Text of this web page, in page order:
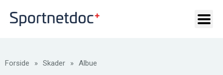
Forside » Skader » Albue